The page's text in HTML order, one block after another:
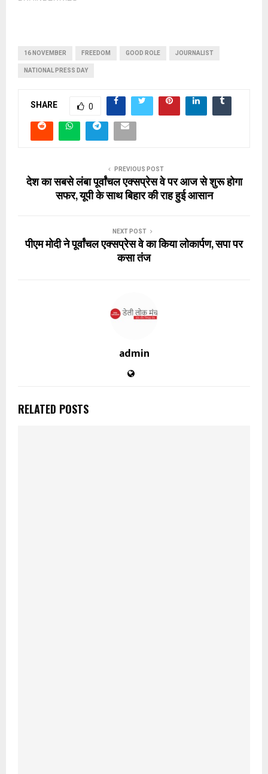
16 NOVEMBER FREEDOM GOOD ROLE JOURNALIST
NATIONAL PRESS DAY
SHARE 0
PREVIOUS POST
देश का सबसे लंबा पूर्वांचल एक्सप्रेस वे पर आज से शुरू होगा
सफर, यूपी के साथ बिहार की राह हुई आसान
NEXT POST
पीएम मोदी ने पूर्वांचल एक्सप्रेस वे का किया लोकार्पण, सपा पर
कसा तंज
admin
RELATED POSTS